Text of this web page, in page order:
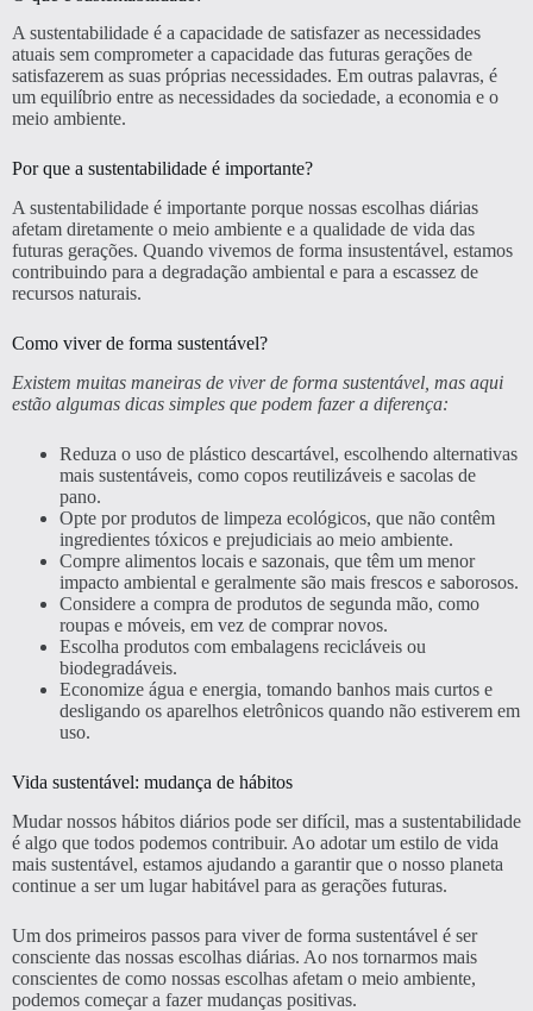
A sustentabilidade é a capacidade de satisfazer as necessidades
atuais sem comprometer a capacidade das futuras gerações de
satisfazerem as suas próprias necessidades. Em outras palavras, é
um equilíbrio entre as necessidades da sociedade, a economia e o
meio ambiente.
Por que a sustentabilidade é importante?
A sustentabilidade é importante porque nossas escolhas diárias
afetam diretamente o meio ambiente e a qualidade de vida das
futuras gerações. Quando vivemos de forma insustentável, estamos
contribuindo para a degradação ambiental e para a escassez de
recursos naturais.
Como viver de forma sustentável?
Existem muitas maneiras de viver de forma sustentável, mas aqui
estão algumas dicas simples que podem fazer a diferença:
Reduza o uso de plástico descartável, escolhendo alternativas
mais sustentáveis, como copos reutilizáveis e sacolas de
pano.
Opte por produtos de limpeza ecológicos, que não contêm
ingredientes tóxicos e prejudiciais ao meio ambiente.
Compre alimentos locais e sazonais, que têm um menor
impacto ambiental e geralmente são mais frescos e saborosos.
Considere a compra de produtos de segunda mão, como
roupas e móveis, em vez de comprar novos.
Escolha produtos com embalagens recicláveis ou
biodegradáveis.
Economize água e energia, tomando banhos mais curtos e
desligando os aparelhos eletrônicos quando não estiverem em
uso.
Vida sustentável: mudança de hábitos
Mudar nossos hábitos diários pode ser difícil, mas a sustentabilidade
é algo que todos podemos contribuir. Ao adotar um estilo de vida
mais sustentável, estamos ajudando a garantir que o nosso planeta
continue a ser um lugar habitável para as gerações futuras.
Um dos primeiros passos para viver de forma sustentável é ser
consciente das nossas escolhas diárias. Ao nos tornarmos mais
conscientes de como nossas escolhas afetam o meio ambiente,
podemos começar a fazer mudanças positivas.